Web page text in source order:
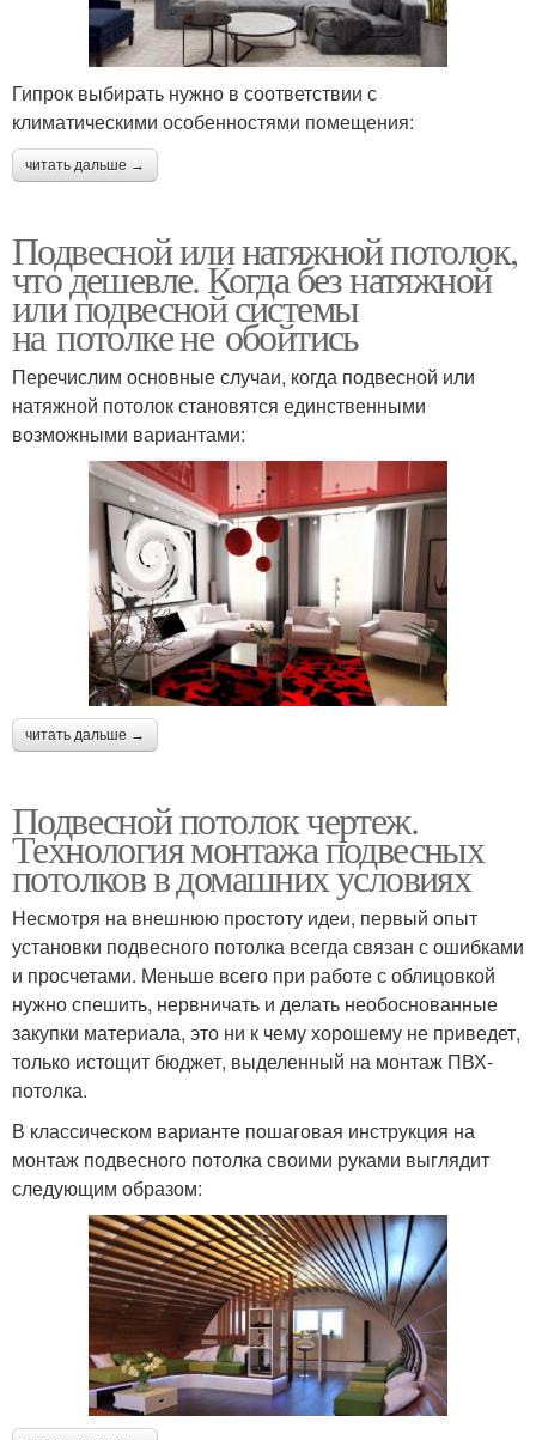
Гипрок выбирать нужно в соответствии с
климатическими особенностями помещения:
читать дальше →
Подвесной или натяжной потолок,
что дешевле. Когда без натяжной
или подвесной системы
на потолке не обойтись
Перечислим основные случаи, когда подвесной или
натяжной потолок становятся единственными
возможными вариантами:
читать дальше →
Подвесной потолок чертеж.
Технология монтажа подвесных
потолков в домашних условиях
Несмотря на внешнюю простоту идеи, первый опыт
установки подвесного потолка всегда связан с ошибками
и просчетами. Меньше всего при работе с облицовкой
нужно спешить, нервничать и делать необоснованные
закупки материала, это ни к чему хорошему не приведет,
только истощит бюджет, выделенный на монтаж ПВХ-
потолка.
В классическом варианте пошаговая инструкция на
монтаж подвесного потолка своими руками выглядит
следующим образом: